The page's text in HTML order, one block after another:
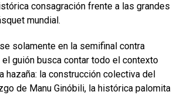
consagración frente a las grandes
mundial.
solamente en la semifinal contra
el guión busca contar todo el contexto
hazaña: la construcción colectiva del
de Manu Ginóbili, la histórica palomita